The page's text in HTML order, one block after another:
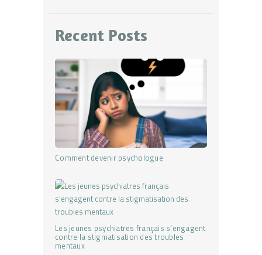
Recent Posts
Comment devenir psychologue
Les jeunes psychiatres français s’engagent
contre la stigmatisation des troubles
mentaux